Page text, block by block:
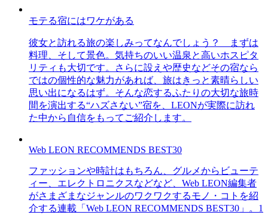
モテる宿にはワケがある
彼女と訪れる旅の楽しみってなんでしょう？ まずは
料理、そして景色。気持ちのいい温泉と高いホスピタ
リティも大切です。さらに設えや歴史などその宿なら
ではの個性的な魅力があれば、旅はきっと素晴らしい
思い出になるはず。そんな恋するふたりの大切な旅時
間を演出する“ハズさない”宿を、LEONが実際に訪れ
た中から自信をもってご紹介します。
Web LEON RECOMMENDS BEST30
ファッションや時計はもちろん、グルメからビューテ
ィー、エレクトロニクスなどなど、Web LEON編集者
がさまざまなジャンルのワクワクするモノ・コトを紹
介する連載「Web LEON RECOMMENDS BEST30」。1